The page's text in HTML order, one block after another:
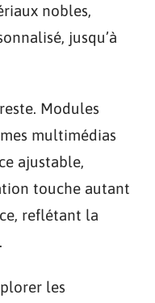
nobles,
jusqu’à
Modules
multimédias
ajustable,
touche autant
reflétant la
les